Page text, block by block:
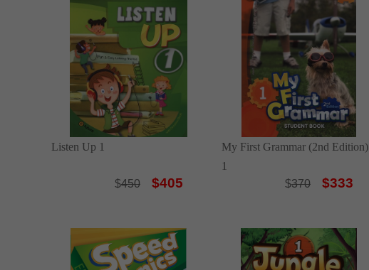
Listen Up 1
$450 $405
My First Grammar (2nd Edition)
1
$370 $333